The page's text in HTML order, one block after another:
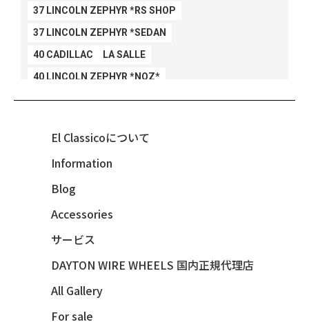
37 LINCOLN ZEPHYR *RS SHOP
37 LINCOLN ZEPHYR *SEDAN
40 CADILLAC LA SALLE
40 LINCOLN ZEPHYR *NOZ*
40 LINCOLN ZEPHYR *V12*
47 CHEVY FLEETMASTER CONV
48 CHEVY 3100 *Q-CHINCO
48 CHEVY FLEET AEROSEDAN
48 CHEVY FLEETMASTER CONV
49 MERCURY *MERC9*
50 CHEVY STYLE-LINE*BUBBLES
El Classicoについて
Information
Blog
Accessories
サービス
DAYTON WIRE WHEELS 国内正規代理店
All Gallery
For sale